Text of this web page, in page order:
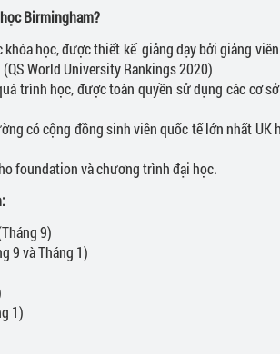
Birmingham?
học, được thiết kế giảng dạy bởi giảng
World University Rankings 2020)
trình học, được toàn quyền sử dụng các cơ
có cộng đồng sinh viên quốc tế lớn nhất UK
foundation và chương trình đại học.
9)
9 và Tháng 1)
1)